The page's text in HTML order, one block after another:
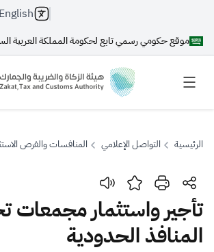
موقع حكومي رسمي تابع لحكومة المملكة العربية
English
بحث
بحث بحث AI
الرئيسية التواصل الإعلامي المنافسات والفرص
تأجير واستثمار مجمعات
المنافذ الحدودية